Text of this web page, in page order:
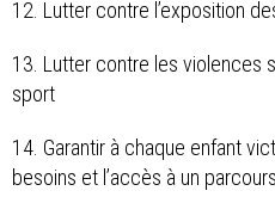
12. Lutter contre l’exposition
13. Lutter contre les violences
sport
14. Garantir à chaque enfant
besoins et l’accès à un